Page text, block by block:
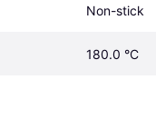
Non-stick
180.0 °C